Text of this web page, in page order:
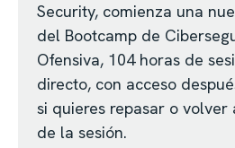
Security, comienza una
del Bootcamp de
Ofensiva, 104 horas de
directo, con acceso
si quieres repasar o
de la sesión.